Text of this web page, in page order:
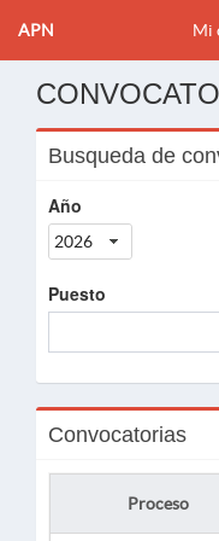
APN Mi
Busqueda de
Año
2026
Puesto
Convocatorias
Proceso